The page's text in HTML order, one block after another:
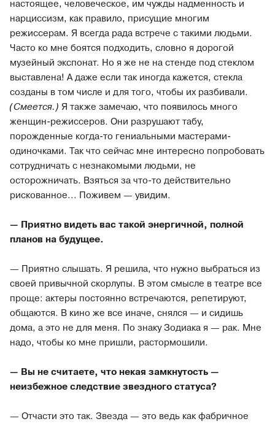
настоящее, человеческое, им чужды надменность и
нарциссизм, как правило, присущие многим
режиссерам. Я всегда рада встрече с такими людьми.
Часто ко мне боятся подходить, словно я дорогой
музейный экспонат. Но я же не на стенде под стеклом
выставлена! А даже если так иногда кажется, стекла
созданы в том числе и для того, чтобы их разбивали.
(Смеется.) Я также замечаю, что появилось много
женщин-режиссеров. Они разрушают табу,
порожденные когда-то гениальными мастерами-
одиночками. Так что сейчас мне интересно попробовать
сотрудничать с незнакомыми людьми, не
осторожничать. Взяться за что-то действительно
рискованное... Поживем — увидим.
— Приятно видеть вас такой энергичной, полной
планов на будущее.
— Приятно слышать. Я решила, что нужно выбраться из
своей привычной скорлупы. В этом смысле в театре все
проще: актеры постоянно встречаются, репетируют,
общаются. В кино же все иначе, снялся — и сидишь
дома, а это не для меня. По знаку Зодиака я — рак. Мне
надо, чтобы ко мне пришли, растормошили.
— Вы не считаете, что некая замкнутость —
неизбежное следствие звездного статуса?
— Отчасти это так. Звезда — это ведь как фабричное